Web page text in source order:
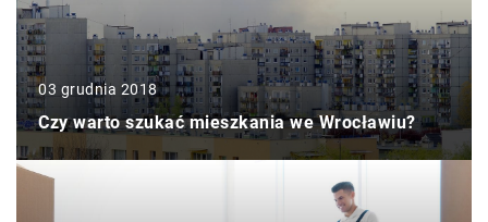
03 grudnia 2018
Czy warto szukać mieszkania we Wrocławiu?